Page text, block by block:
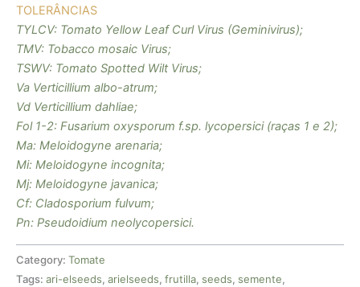
TOLERÂNCIAS
TYLCV: Tomato Yellow Leaf Curl Virus (Geminivirus);
TMV: Tobacco mosaic Virus;
TSWV: Tomato Spotted Wilt Virus;
Va Verticillium albo-atrum;
Vd Verticillium dahliae;
Fol 1-2: Fusarium oxysporum f.sp. lycopersici (raças 1 e 2);
Ma: Meloidogyne arenaria;
Mi: Meloidogyne incognita;
Mj: Meloidogyne javanica;
Cf: Cladosporium fulvum;
Pn: Pseudoidium neolycopersici.
Category: Tomate
Tags: ari-elseeds, arielseeds, frutilla, seeds, semente,